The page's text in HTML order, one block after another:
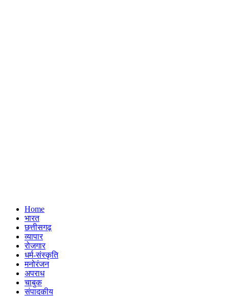
Home
भारत
छत्तीसगढ़
व्यापार
रोजगार
धर्म-संस्कृति
मनोरंजन
अपराध
चाबुक
संपादकीय